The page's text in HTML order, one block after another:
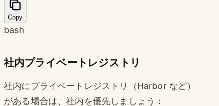
Copy
bash
社内プライベートレジストリ
社内にプライベートレジストリ（Harbor など）
がある場合は、社内を優先しましょう：